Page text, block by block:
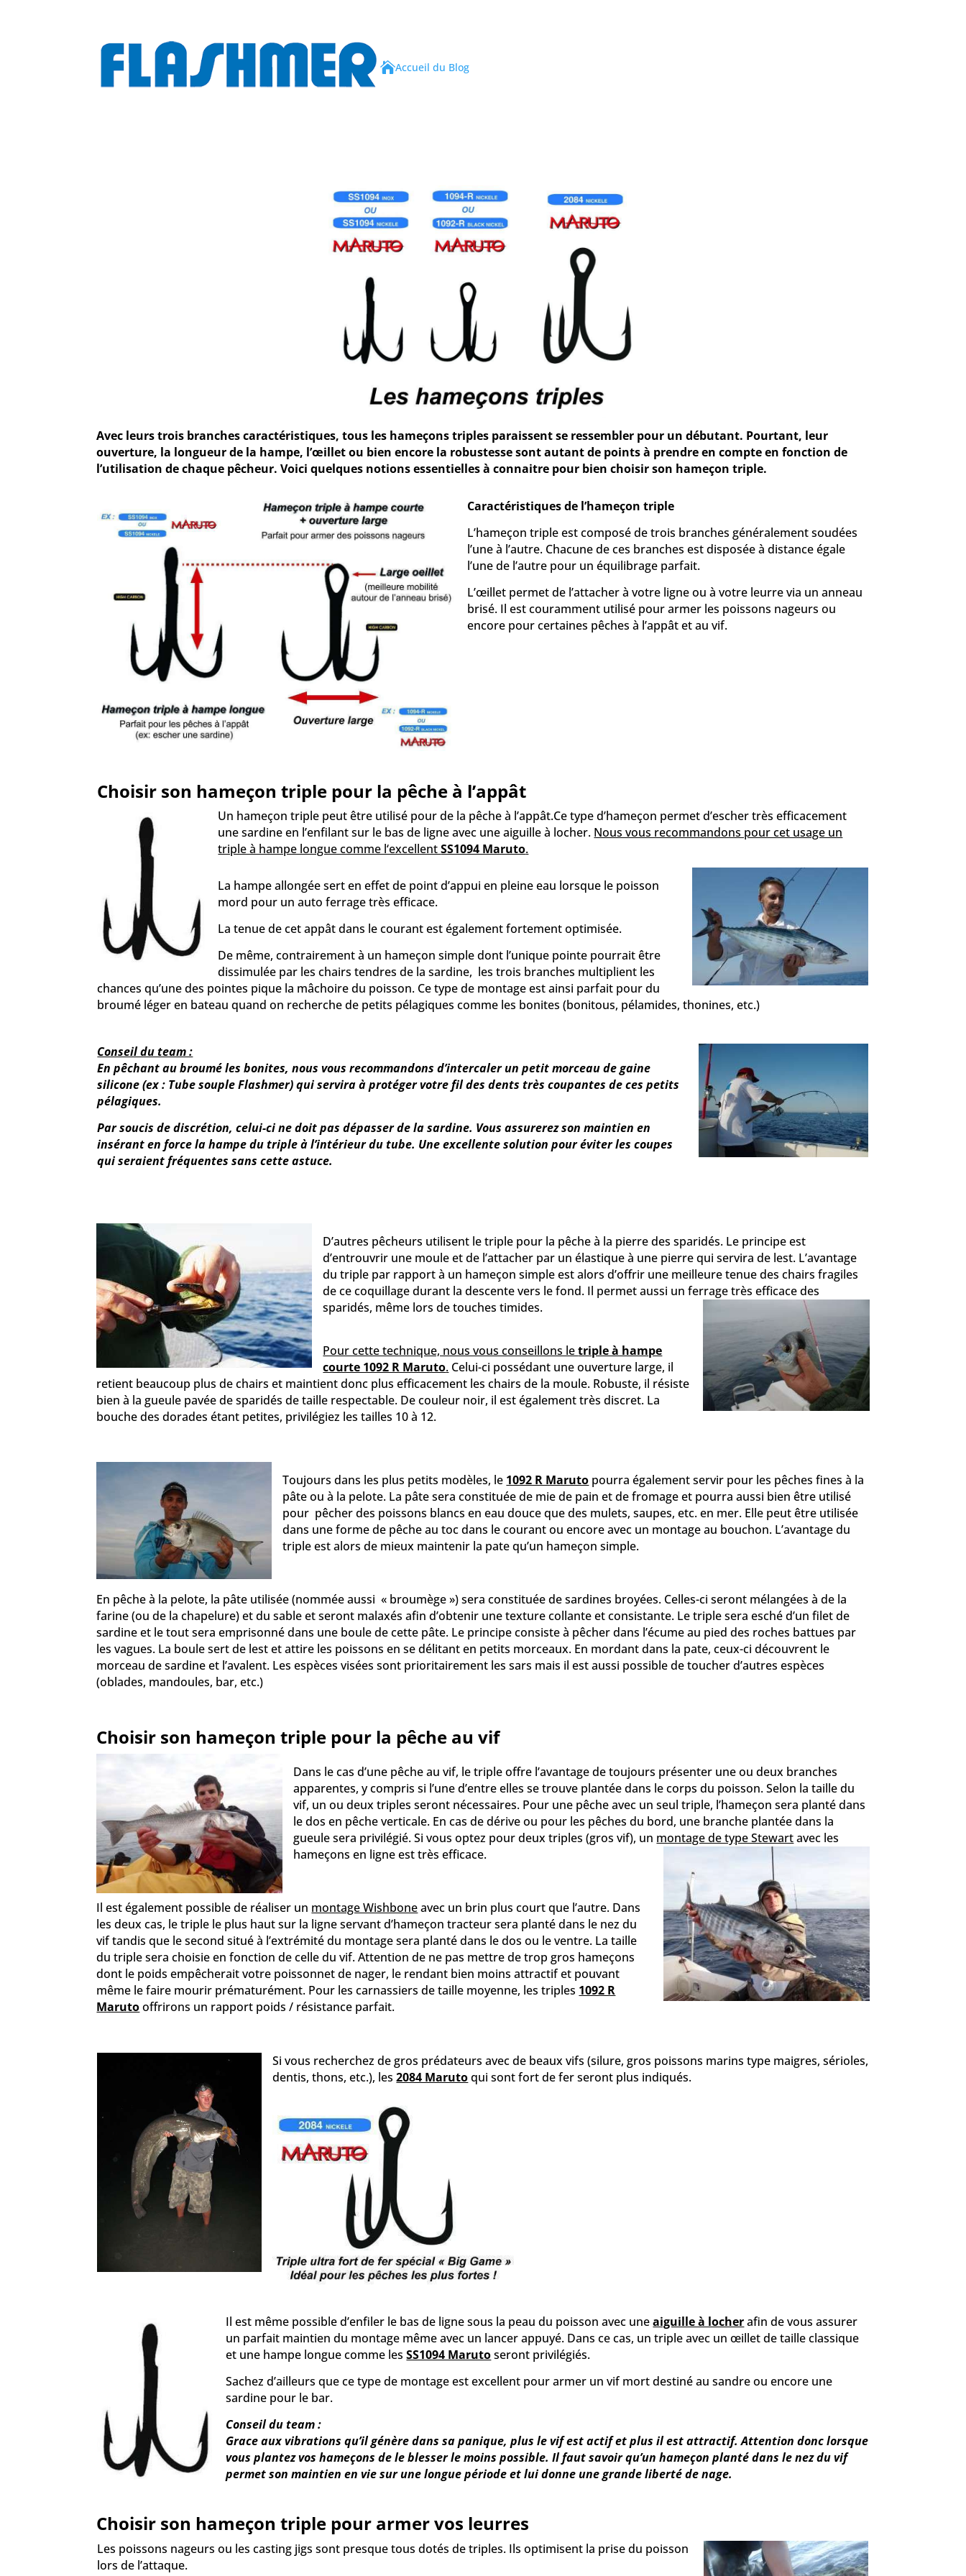
Accueil du Blog
Avec leurs trois branches caractéristiques, tous les hameçons triples paraissent se ressembler pour un débutant. Pourtant, leur
ouverture, la longueur de la hampe, l’œillet ou bien encore la robustesse sont autant de points à prendre en compte en fonction de
l’utilisation de chaque pêcheur. Voici quelques notions essentielles à connaitre pour bien choisir son hameçon triple.
Caractéristiques de l’hameçon triple
L’hameçon triple est composé de trois branches généralement soudées
l’une à l’autre. Chacune de ces branches est disposée à distance égale
l’une de l’autre pour un équilibrage parfait.
L’œillet permet de l’attacher à votre ligne ou à votre leurre via un anneau
brisé. Il est couramment utilisé pour armer les poissons nageurs ou
encore pour certaines pêches à l’appât et au vif.
Choisir son hameçon triple pour la pêche à l’appât
Un hameçon triple peut être utilisé pour de la pêche à l’appât.Ce type d’hameçon permet d’escher très efficacement
une sardine en l’enfilant sur le bas de ligne avec une aiguille à locher. Nous vous recommandons pour cet usage un
triple à hampe longue comme l‘excellentSS1094 Maruto.
La hampe allongée sert en effet de point d’appui en pleine eau lorsque le poisson
mord pour un auto ferrage très efficace.
La tenue de cet appât dans le courant est également fortement optimisée.
De même, contrairement à un hameçon simple dont l’unique pointe pourrait être
dissimulée par les chairs tendres de la sardine, les trois branches multiplient les
chances qu’une des pointes pique la mâchoire du poisson. Ce type de montage est ainsi parfait pour du
broumé léger en bateau quand on recherche de petits pélagiques comme les bonites (bonitous, pélamides, thonines, etc.)
Conseil du team :
En pêchant au broumé les bonites, nous vous recommandons d’intercaler un petit morceau de gaine
silicone (ex : Tube souple Flashmer) qui servira à protéger votre fil des dents très coupantes de ces petits
pélagiques.
Par soucis de discrétion, celui-ci ne doit pas dépasser de la sardine. Vous assurerez son maintien en
insérant en force la hampe du triple à l’intérieur du tube. Une excellente solution pour éviter les coupes
qui seraient fréquentes sans cette astuce.
D’autres pêcheurs utilisent le triple pour la pêche à la pierre des sparidés. Le principe est
d’entrouvrir une moule et de l’attacher par un élastique à une pierre qui servira de lest. L’avantage
du triple par rapport à un hameçon simple est alors d’offrir une meilleure tenue des chairs fragiles
de ce coquillage durant la descente vers le fond. Il permet aussi un ferrage très efficace des
sparidés, même lors de touches timides.
Pour cette technique, nous vous conseillons letriple à hampe
courte 1092 R Maruto. Celui-ci possédant une ouverture large, il
retient beaucoup plus de chairs et maintient donc plus efficacement les chairs de la moule. Robuste, il résiste
bien à la gueule pavée de sparidés de taille respectable. De couleur noir, il est également très discret. La
bouche des dorades étant petites, privilégiez les tailles 10 à 12.
Toujours dans les plus petits modèles, le 1092 R Maruto pourra également servir pour les pêches fines à la
pâte ou à la pelote. La pâte sera constituée de mie de pain et de fromage et pourra aussi bien être utilisé
pour pêcher des poissons blancs en eau douce que des mulets, saupes, etc. en mer. Elle peut être utilisée
dans une forme de pêche au toc dans le courant ou encore avec un montage au bouchon. L’avantage du
triple est alors de mieux maintenir la pate qu’un hameçon simple.
En pêche à la pelote, la pâte utilisée (nommée aussi « broumège ») sera constituée de sardines broyées. Celles-ci seront mélangées à de la
farine (ou de la chapelure) et du sable et seront malaxés afin d’obtenir une texture collante et consistante. Le triple sera esché d’un filet de
sardine et le tout sera emprisonné dans une boule de cette pâte. Le principe consiste à pêcher dans l’écume au pied des roches battues par
les vagues. La boule sert de lest et attire les poissons en se délitant en petits morceaux. En mordant dans la pate, ceux-ci découvrent le
morceau de sardine et l’avalent. Les espèces visées sont prioritairement les sars mais il est aussi possible de toucher d’autres espèces
(oblades, mandoules, bar, etc.)
Choisir son hameçon triple pour la pêche au vif
Dans le cas d’une pêche au vif, le triple offre l’avantage de toujours présenter une ou deux branches
apparentes, y compris si l’une d’entre elles se trouve plantée dans le corps du poisson. Selon la taille du
vif, un ou deux triples seront nécessaires. Pour une pêche avec un seul triple, l’hameçon sera planté dans
le dos en pêche verticale. En cas de dérive ou pour les pêches du bord, une branche plantée dans la
gueule sera privilégié. Si vous optez pour deux triples (gros vif), un montage de type Stewartavec les
hameçons en ligne est très efficace.
Il est également possible de réaliser un montage Wishboneavec un brin plus court que l’autre. Dans
les deux cas, le triple le plus haut sur la ligne servant d’hameçon tracteur sera planté dans le nez du
vif tandis que le second situé à l’extrémité du montage sera planté dans le dos ou le ventre. La taille
du triple sera choisie en fonction de celle du vif. Attention de ne pas mettre de trop gros hameçons
dont le poids empêcherait votre poissonnet de nager, le rendant bien moins attractif et pouvant
même le faire mourir prématurément. Pour les carnassiers de taille moyenne, les triples 1092 R
Marutooffrirons un rapport poids / résistance parfait.
Si vous recherchez de gros prédateurs avec de beaux vifs (silure, gros poissons marins type maigres, sérioles,
dentis, thons, etc.), les2084 Maruto qui sont fort de fer seront plus indiqués.
Il est même possible d’enfiler le bas de ligne sous la peau du poisson avec uneaiguille à locherafin de vous assurer
un parfait maintien du montage même avec un lancer appuyé. Dans ce cas, un triple avec un œillet de taille classique
et une hampe longue comme lesSS1094 Maruto seront privilégiés.
Sachez d’ailleurs que ce type de montage est excellent pour armer un vif mort destiné au sandre ou encore une
sardine pour le bar.
Conseil du team :
Grace aux vibrations qu’il génère dans sa panique, plus le vif est actif et plus il est attractif. Attention donc lorsque
vous plantez vos hameçons de le blesser le moins possible. Il faut savoir qu’un hameçon planté dans le nez du vif
permet son maintien en vie sur une longue période et lui donne une grande liberté de nage.
Choisir son hameçon triple pour armer vos leurres
Les poissons nageurs ou les casting jigs sont presque tous dotés de triples. Ils optimisent la prise du poisson
lors de l’attaque.